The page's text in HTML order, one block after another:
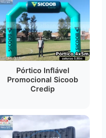
Pórtico Inflável
Promocional Sicoob
Credip